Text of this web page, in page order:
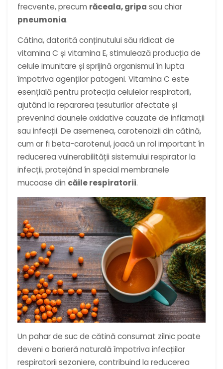
frecvente, precum răceala, gripa sau chiar
pneumonia.
Cătina, datorită conținutului său ridicat de
vitamina C și vitamina E, stimulează producția de
celule imunitare și sprijină organismul în lupta
împotriva agenților patogeni. Vitamina C este
esențială pentru protecția celulelor respiratorii,
ajutând la repararea țesuturilor afectate și
prevenind daunele oxidative cauzate de inflamații
sau infecții. De asemenea, carotenoizii din cătină,
cum ar fi beta-carotenul, joacă un rol important în
reducerea vulnerabilității sistemului respirator la
infecții, protejând în special membranele
mucoase din căile respiratorii.
Un pahar de suc de cătină consumat zilnic poate
deveni o barieră naturală împotriva infecțiilor
respiratorii sezoniere, contribuind la reducerea